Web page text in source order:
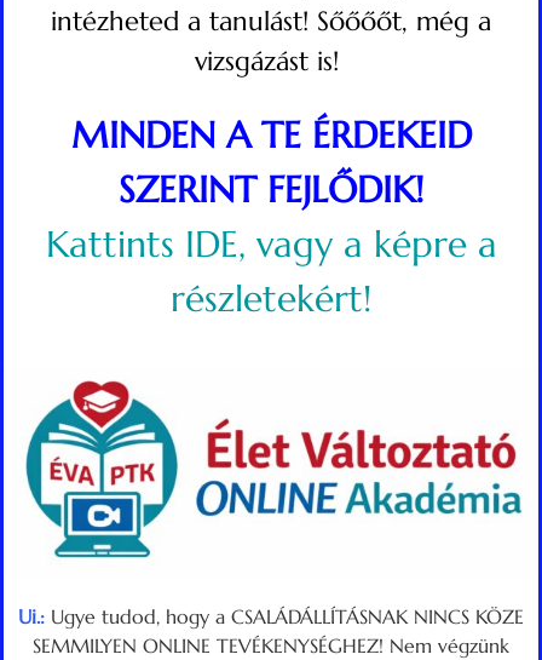
intézheted a tanulást! Sőőőőt, még a
vizsgázást is!
MINDEN A TE ÉRDEKEID
SZERINT FEJLŐDIK!
Kattints IDE, vagy a képre a
részletekért!
Ui.: Ugye tudod, hogy a CSALÁDÁLLÍTÁSNAK NINCS KÖZE
SEMMILYEN ONLINE TEVÉKENYSÉGHEZ! Nem végzünk